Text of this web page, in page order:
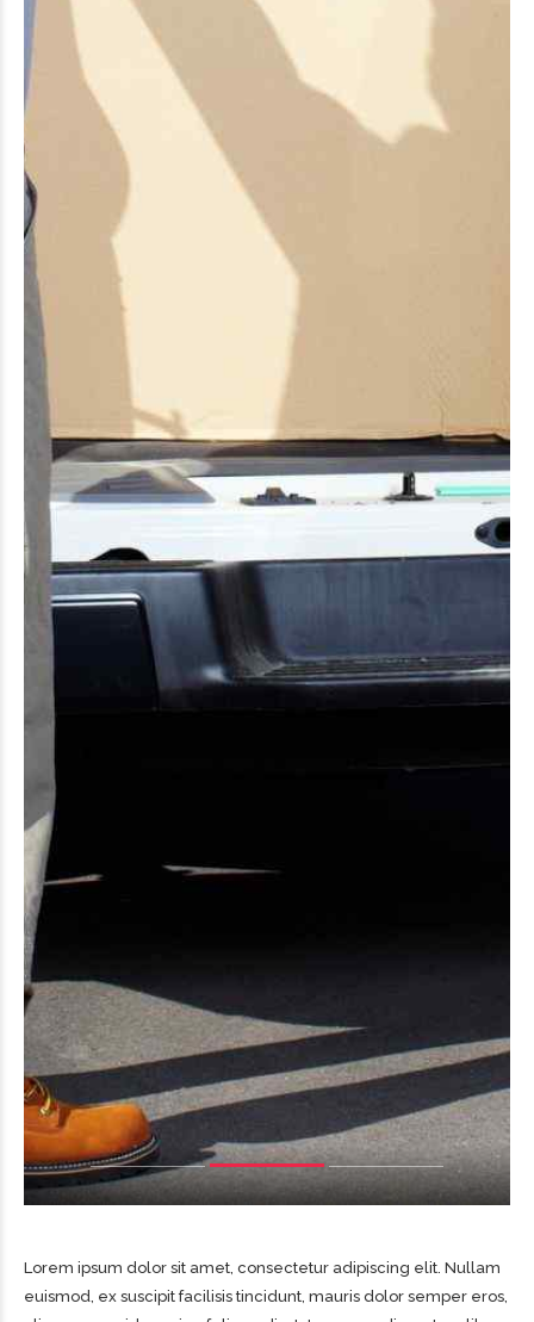
Lorem ipsum dolor sit amet, consectetur adipiscing elit. Nullam
euismod, ex suscipit facilisis tincidunt, mauris dolor semper eros,